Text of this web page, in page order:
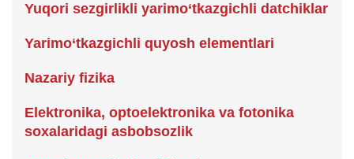
Yuqori sezgirlikli yarimo‘tkazgichli datchiklar
Yarimo‘tkazgichli quyosh elementlari
Nazariy fizika
Elektronika, optoelektronika va fotonika
soxalaridagi asbobsozlik